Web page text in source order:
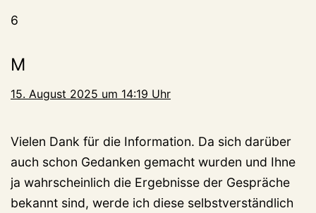
6
M
15. August 2025 um 14:19 Uhr
Vielen Dank für die Information. Da sich darüber
auch schon Gedanken gemacht wurden und Ihne
ja wahrscheinlich die Ergebnisse der Gespräche
bekannt sind, werde ich diese selbstverständlich